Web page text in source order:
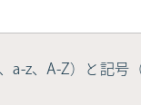
a-z、A-Z）と記号